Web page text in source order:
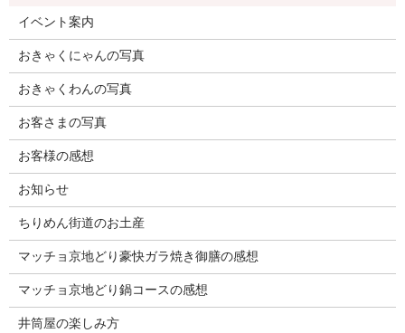
イベント案内
おきゃくにゃんの写真
おきゃくわんの写真
お客さまの写真
お客様の感想
お知らせ
ちりめん街道のお土産
マッチョ京地どり豪快ガラ焼き御膳の感想
マッチョ京地どり鍋コースの感想
井筒屋の楽しみ方